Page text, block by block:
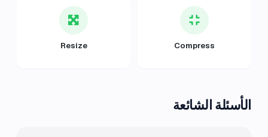
Compress
Resize
الأسئلة الشائعة